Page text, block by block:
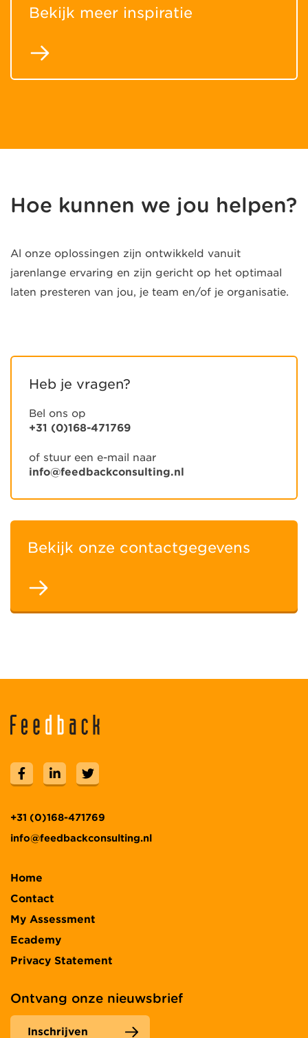
Bekijk meer inspiratie
Hoe kunnen we jou helpen?
Al onze oplossingen zijn ontwikkeld vanuit
jarenlange ervaring en zijn gericht op het optimaal
laten presteren van jou, je team en/of je organisatie.
Heb je vragen?
Bel ons op
+31 (0)168-471769
of stuur een e-mail naar
info@feedbackconsulting.nl
Bekijk onze contactgegevens
+31 (0)168-471769
info@feedbackconsulting.nl
Home
Contact
My Assessment
Ecademy
Privacy Statement
Ontvang onze nieuwsbrief
Inschrijven